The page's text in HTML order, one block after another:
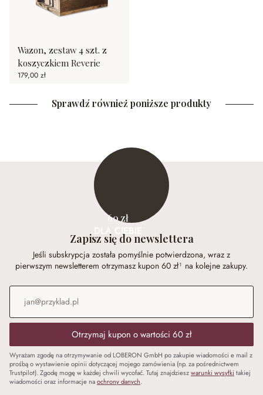
Wazon, zestaw 4 szt. z
koszyczkiem Reverie
179,00 zł
Sprawdź również poniższe produkty
60 zł
DLA CIEBIE
Zapisz się do newslettera
Jeśli subskrypcja została pomyślnie potwierdzona, wraz z
pierwszym newsletterem otrzymasz kupon 60 zł¹ na kolejne zakupy.
Adres e-mail
Otrzymaj kupon o wartości 60 zł
Wyrażam zgodę na otrzymywanie od LOBERON GmbH po zakupie wiadomości e mail z
prośbą o wystawienie opinii dotyczącej mojego zamówienia (np. za pośrednictwem
Trustpilot). Zgodę mogę w każdej chwili wycofać. Tutaj znajdzieszwarunki wysyłki takiej
wiadomości oraz informacje naochrony danych.